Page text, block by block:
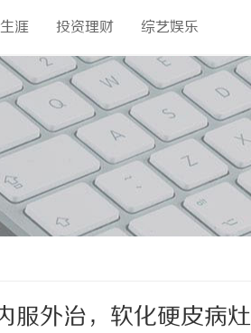
涯 投资理财 综艺娱乐
服外治，软化硬皮病灶